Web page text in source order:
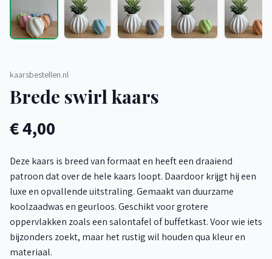
kaarsbestellen.nl
Brede swirl kaars
€ 4,00
Deze kaars is breed van formaat en heeft een draaiend
patroon dat over de hele kaars loopt. Daardoor krijgt hij een
luxe en opvallende uitstraling. Gemaakt van duurzame
koolzaadwas en geurloos. Geschikt voor grotere
oppervlakken zoals een salontafel of buffetkast. Voor wie iets
bijzonders zoekt, maar het rustig wil houden qua kleur en
materiaal.